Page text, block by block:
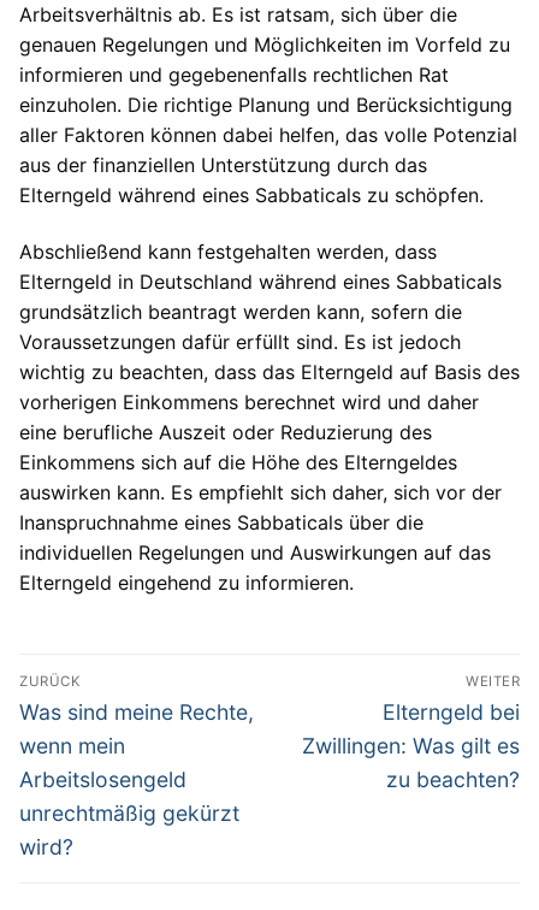
Arbeitsverhältnis ab. Es ist ratsam, sich über die
genauen Regelungen und Möglichkeiten im Vorfeld zu
informieren und gegebenenfalls rechtlichen Rat
einzuholen. Die richtige Planung und Berücksichtigung
aller Faktoren können dabei helfen, das volle Potenzial
aus der finanziellen Unterstützung durch das
Elterngeld während eines Sabbaticals zu schöpfen.
Abschließend kann festgehalten werden, dass
Elterngeld in Deutschland während eines Sabbaticals
grundsätzlich beantragt werden kann, sofern die
Voraussetzungen dafür erfüllt sind. Es ist jedoch
wichtig zu beachten, dass das Elterngeld auf Basis des
vorherigen Einkommens berechnet wird und daher
eine berufliche Auszeit oder Reduzierung des
Einkommens sich auf die Höhe des Elterngeldes
auswirken kann. Es empfiehlt sich daher, sich vor der
Inanspruchnahme eines Sabbaticals über die
individuellen Regelungen und Auswirkungen auf das
Elterngeld eingehend zu informieren.
Beitragsnavigation
ZURÜCK
Vorheriger
Beitrag:
Was sind meine Rechte,
wenn mein
Arbeitslosengeld
unrechtmäßig gekürzt
wird?
WEITER
Nächster
Beitrag:
Elterngeld bei
Zwillingen: Was gilt es
zu beachten?